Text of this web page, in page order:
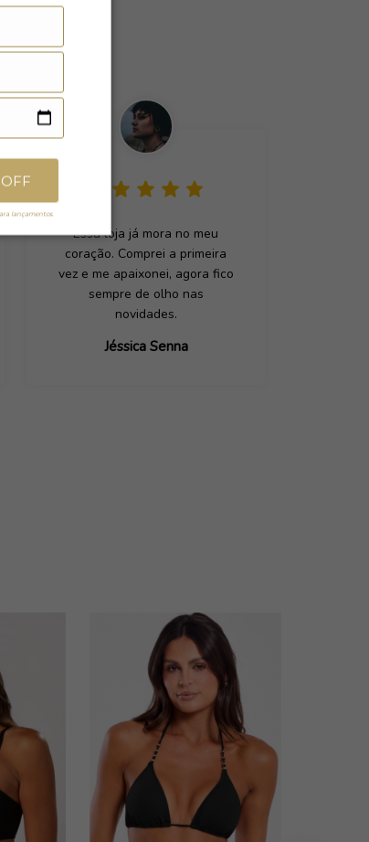
lançamentos.
Essa loja já mora no meu
coração. Comprei a primeira
vez e me apaixonei, agora fico
sempre de olho nas
novidades.
Jéssica Senna